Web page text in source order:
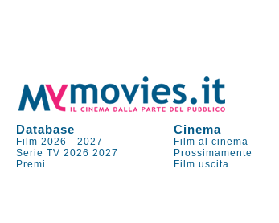
Database Cinema
Film 2026 -2027 Film al cinema
Serie TV 2026 2027 Prossimamente
Premi
Film uscita